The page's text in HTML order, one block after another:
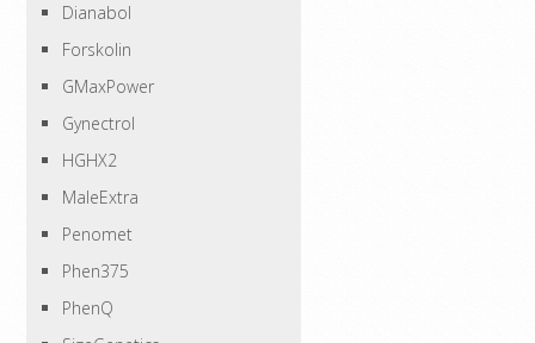
Dianabol
Forskolin
GMaxPower
Gynectrol
HGHX2
MaleExtra
Penomet
Phen375
PhenQ